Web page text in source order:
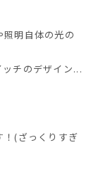
明自体の光の
チのデザイン...
(ざっくりすぎ